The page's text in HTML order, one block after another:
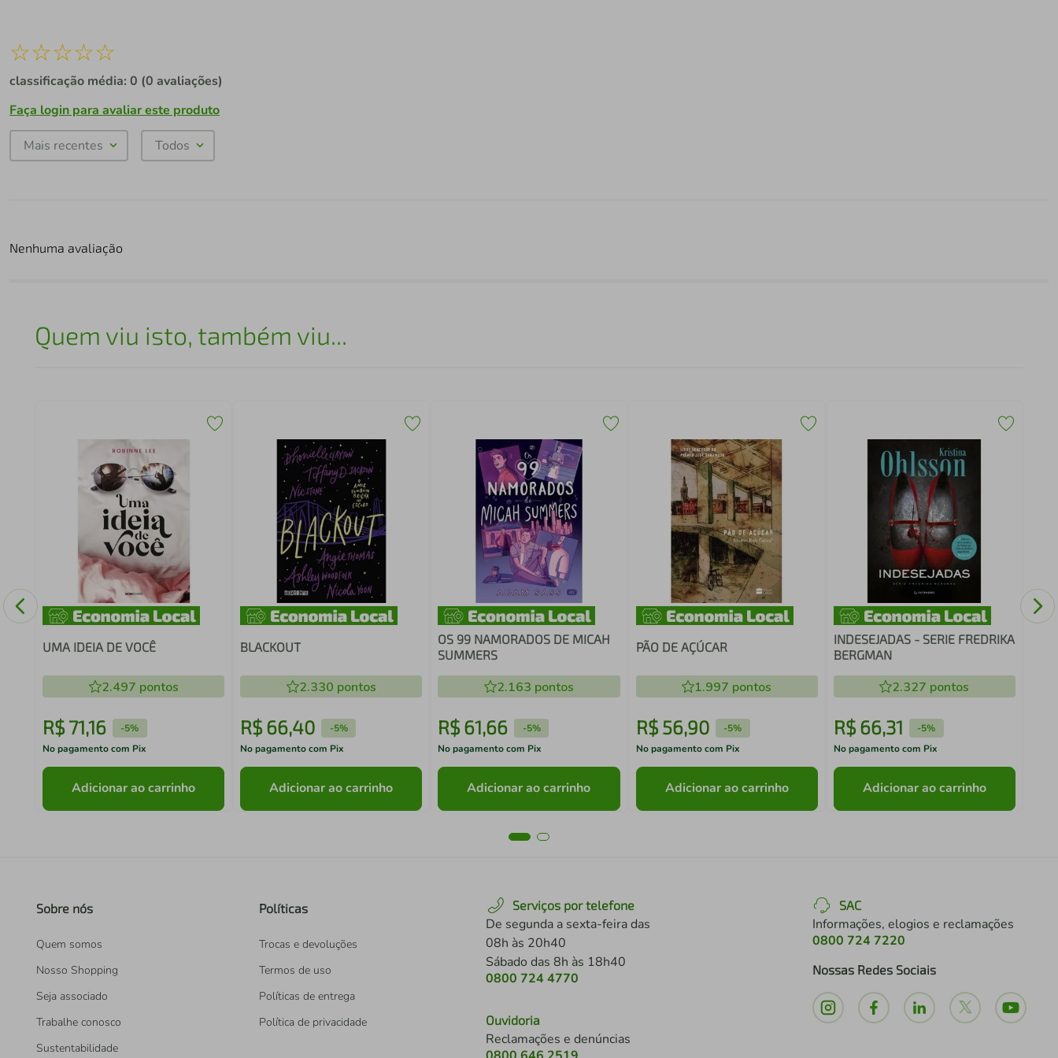
☆☆☆☆☆
classificação média: 0 (0 avaliações)
Faça login para avaliar este produto
Mais recentes Todos
Nenhuma avaliação
Quem viu isto, também viu...
UMA IDEIA DE VOCÊ
2.497 pontos
R$ 71,16 -5%
No pagamento com Pix
Adicionar ao carrinho
BLACKOUT
2.330 pontos
R$ 66,40 -5%
No pagamento com Pix
Adicionar ao carrinho
OS 99 NAMORADOS DE MICAH
SUMMERS
2.163 pontos
R$61,66 -5%
No pagamento com Pix
Adicionar ao carrinho
PÃO DE AÇÚCAR
1.997 pontos
R$ 56,90 -5%
No pagamento com Pix
Adicionar ao carrinho
INDESEJADAS - SERIE FREDRIKA
BERGMAN
2.327 pontos
R$ 66,31 -5%
No pagamento com Pix
Adicionar ao carrinho
Sobre nós
Quem somos
Nosso Shopping
Seja associado
Trabalhe conosco
Sustentabilidade
Políticas
Trocas e devoluções
Termos de uso
Políticas de entrega
Política de privacidade
Serviços por telefone
De segunda a sexta-feira das
08h às 20h40
Sábado das 8h às 18h40
0800 724 4770
Ouvidoria
Reclamações e denúncias
SAC
Informações, elogios e reclamações
0800 724 7220
Nossas Redes Sociais